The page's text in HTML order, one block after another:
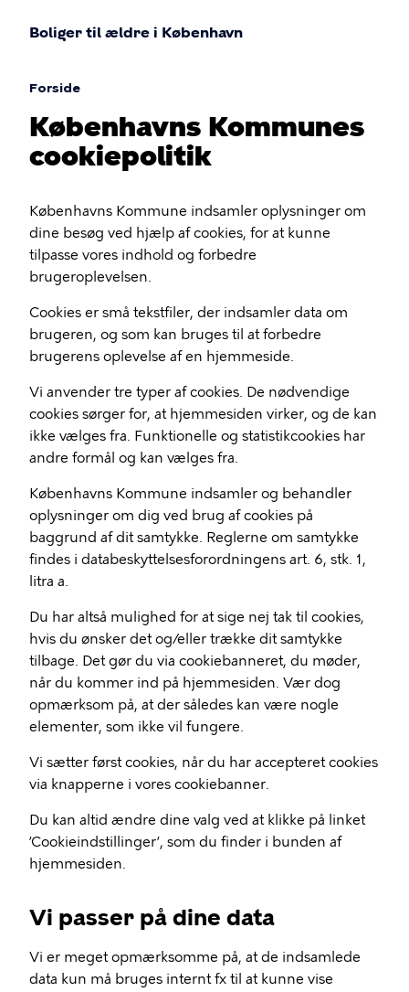
Boliger til ældre i København
Brødkrumme
Forside
Københavns Kommunes
cookiepolitik
Københavns Kommune indsamler oplysninger om
dine besøg ved hjælp af cookies, for at kunne
tilpasse vores indhold og forbedre
brugeroplevelsen.
Cookies er små tekstfiler, der indsamler data om
brugeren, og som kan bruges til at forbedre
brugerens oplevelse af en hjemmeside.
Vi anvender tre typer af cookies. De nødvendige
cookies sørger for, at hjemmesiden virker, og de kan
ikke vælges fra. Funktionelle og statistikcookies har
andre formål og kan vælges fra.
Københavns Kommune indsamler og behandler
oplysninger om dig ved brug af cookies på
baggrund af dit samtykke. Reglerne om samtykke
findes i databeskyttelsesforordningens art. 6, stk. 1,
litra a.
Du har altså mulighed for at sige nej tak til cookies,
hvis du ønsker det og/eller trække dit samtykke
tilbage. Det gør du via cookiebanneret, du møder,
når du kommer ind på hjemmesiden. Vær dog
opmærksom på, at der således kan være nogle
elementer, som ikke vil fungere.
Vi sætter først cookies, når du har accepteret cookies
via knapperne i vores cookiebanner.
Du kan altid ændre dine valg ved at klikke på linket
’Cookieindstillinger’, som du finder i bunden af
hjemmesiden.
Vi passer på dine data
Vi er meget opmærksomme på, at de indsamlede
data kun må bruges internt fx til at kunne vise